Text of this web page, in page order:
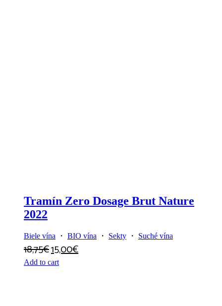
Tramín Zero Dosage Brut Nature
2022
Biele vína ・ BIO vína ・ Sekty ・ Suché vína
18,75€15,00€
Add to cart